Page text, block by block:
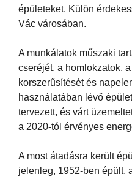
épületeket. Külön
Vác városában.
A munkálatok műszaki
cseréjét, a homlokzatok,
korszerűsítését és
használatában lévő
tervezett, és várt
a 2020-tól érvényes
A most átadásra került
jelenleg, 1952-ben épült,